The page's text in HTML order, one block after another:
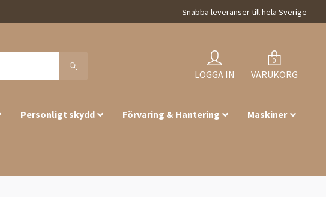
Snabba leveranser till hela Sverige
LOGGA IN
0
VARUKORG
Personligt skydd Förvaring & Hantering Maskiner